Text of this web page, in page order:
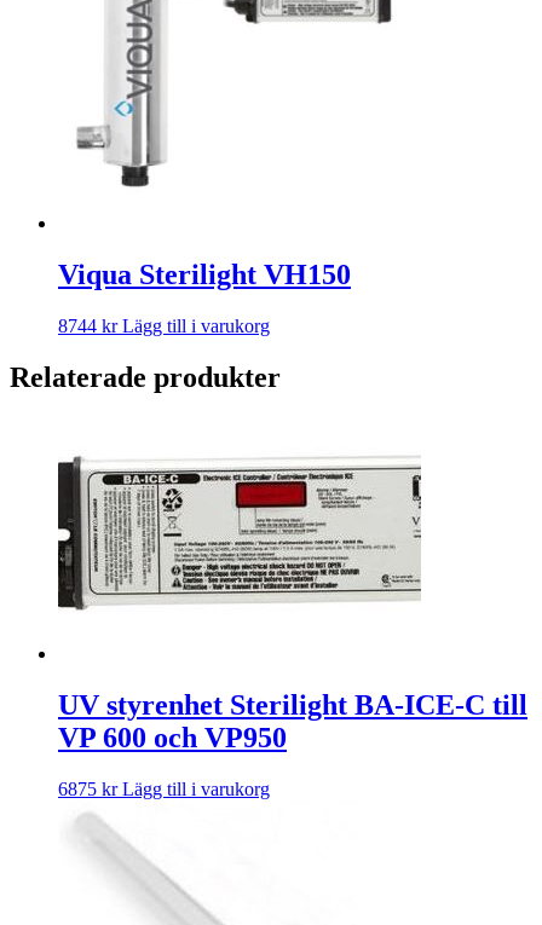
Viqua Sterilight VH150
8744 kr Lägg till i varukorg
Relaterade produkter
UV styrenhet Sterilight BA-ICE-C till
VP 600 och VP950
6875 kr Lägg till i varukorg